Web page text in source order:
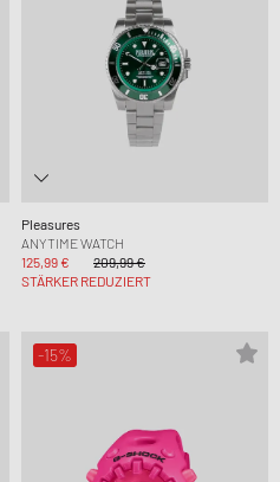
Pleasures
ANYTIME WATCH
125,99 €
209,99 €
STÄRKER REDUZIERT
-15%